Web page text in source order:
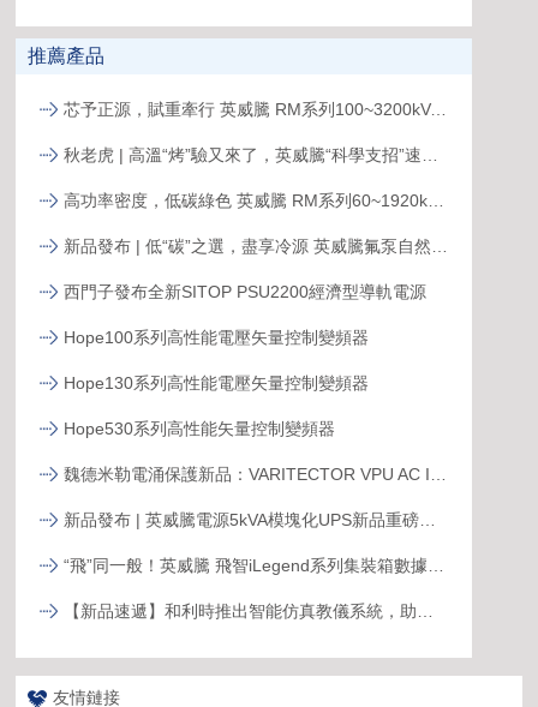
推薦產品
芯予正源，賦重牽行 英威騰 RM系列100~3200kVA模塊化UPS新品發布
西門子發布全新SITOP PSU2200經濟型導軌電源
Hope100系列高性能電壓矢量控制變頻器
Hope130系列高性能電壓矢量控制變頻器
Hope530系列高性能矢量控制變頻器
友情鏈接